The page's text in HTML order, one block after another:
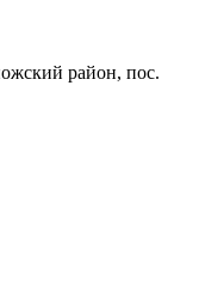
район, пос.